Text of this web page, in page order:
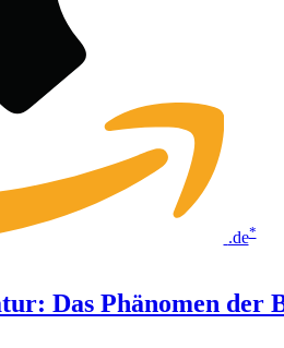
.de*
Das Phänomen